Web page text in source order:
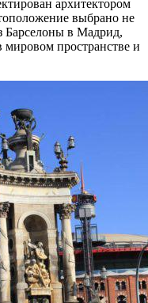
архитектором
выбрано не
Барселоны в Мадрид,
мировом пространстве и